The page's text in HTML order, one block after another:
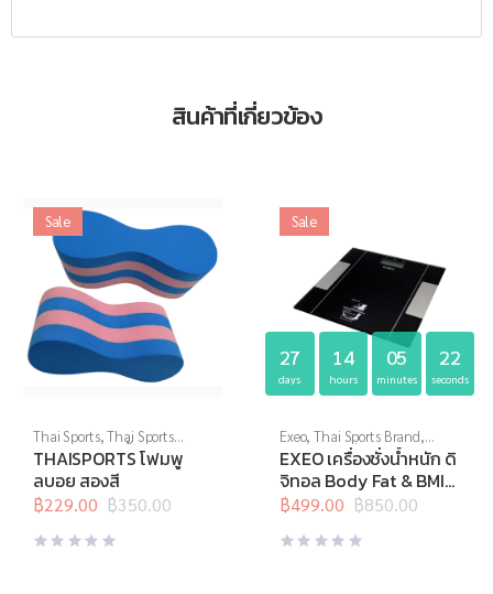
สินค้าที่เกี่ยวข้อง
Sale
Thai Sports,Thai Sports
Brand,กีฬาทางน้ำ ,อุปกรณ์ทาง
น้ำอื่นๆ
THAISPORTS โฟมพู
ลบอย สองสี
฿350.00
Original
price
was:
฿229.00
Current
price
is:
Sale
27
days
14
hours
05
minutes
22
seconds
Exeo,Thai Sports Brand,
อุปกรณ์กีฬาเป็นของขวัญ,
อุปกรณ์เพื่อสุขภาพ,เครื่องชั่งน้ำ
หนัก,เครื่องชั่งน้ำหนักวัดไขมัน
EXEO เครื่องชั่งน้ำหนัก ดิ
จิทอล Body Fat & BMI
EF957
฿850.00
Original
price
was:
฿499.00
Current
price
is: